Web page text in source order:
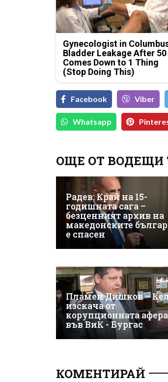
Gynecologist in
Bladder Leakage After 50
Comes Down to 1 Thing
(Stop Doing This)
Facebook Viber
Whatsapp
ОЩЕ ОТ ВОДЕЩИ
Радев: Край на 15-
годишната сага –
безценният архив на
македонските
е спасен
Пламен Дишков –
изскача от
корупционната афера
във ВиК - Бургас
КОМЕНТИРАЙ